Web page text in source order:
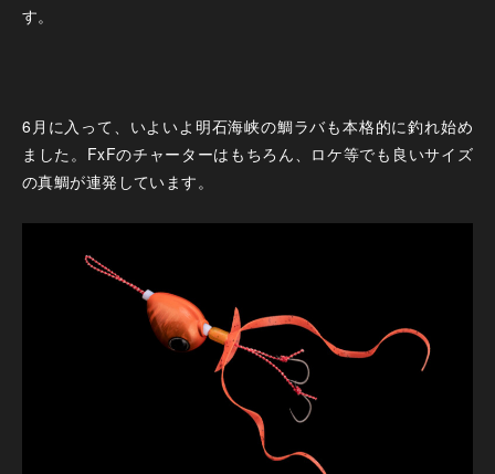
す。
6月に入って、いよいよ明石海峡の鯛ラバも本格的に釣れ始め
ました。FxFのチャーターはもちろん、ロケ等でも良いサイズ
の真鯛が連発しています。